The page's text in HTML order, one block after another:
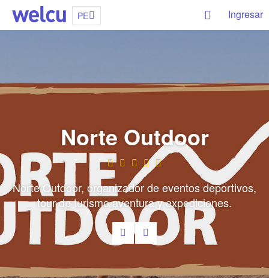
PE Ingresar
Norte Outdoor
Norte Outdoor, organizador de eventos deportivos,
tour de turismo aventura y expediciones.